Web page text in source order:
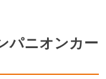
パニオンカー